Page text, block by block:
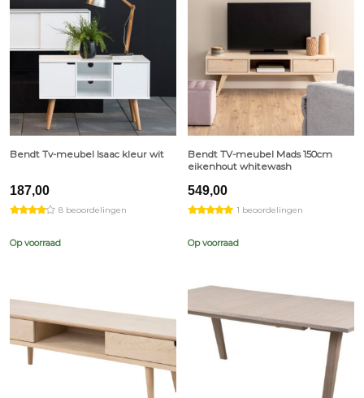
Bendt Tv-meubel Isaac kleur wit
187,00
8 beoordelingen
Op voorraad
Bendt TV-meubel Mads 150cm
eikenhout whitewash
549,00
1 beoordelingen
Op voorraad